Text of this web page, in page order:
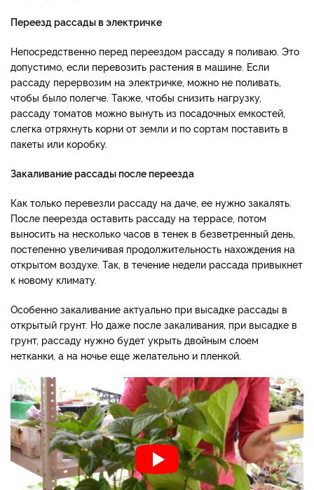
Переезд рассады в электричке
Непосредственно перед переездом рассаду я поливаю. Это
допустимо, если перевозить растения в машине. Если
рассаду перервозим на электричке, можно не поливать,
чтобы было полегче. Также, чтобы снизить нагрузку,
рассаду томатов можно вынуть из посадочных емкостей,
слегка отряхнуть корни от земли и по сортам поставить в
пакеты или коробку.
Закаливание рассады после переезда
Как только перевезли рассаду на даче, ее нужно закалять.
После пеерезда оставить рассаду на террасе, потом
выносить на несколько часов в тенек в безветренный день,
постепенно увеличивая продолжительность нахождения на
открытом воздухе. Так, в течение недели рассада привыкнет
к новому климату.
Особенно закаливание актуально при высадке рассады в
открытый грунт. Но даже после закаливания, при высадке в
грунт, рассаду нужно будет укрыть двойным слоем
нетканки, а на ночье еще желательно и пленкой.